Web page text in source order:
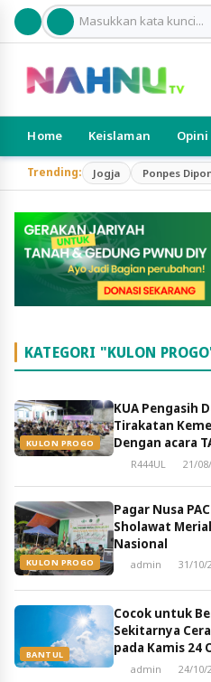
Home Keislaman Opini
Trending: Jogja Ponpes
KATEGORI "KULON
KULON PROGO
KUA Pengasih
Tirakatan
Dengan acara
R444UL 21/
KULON PROGO
Pagar Nusa
Sholawat
Nasional
admin 31/10/
BANTUL
Cocok untuk
Sekitarnya
pada Kamis 24
admin 24/10/